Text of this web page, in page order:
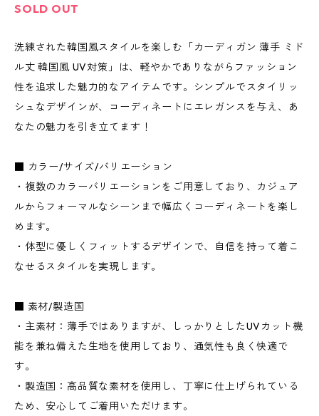
SOLD OUT
洗練された韓国風スタイルを楽しむ「カーディガン 薄手 ミド
ル丈 韓国風 UV対策」は、軽やかでありながらファッション
性を追求した魅力的なアイテムです。シンプルでスタイリッ
シュなデザインが、コーディネートにエレガンスを与え、あ
なたの魅力を引き立てます！
■ カラー/サイズ/バリエーション
・複数のカラーバリエーションをご用意しており、カジュア
ルからフォーマルなシーンまで幅広くコーディネートを楽し
めます。
・体型に優しくフィットするデザインで、自信を持って着こ
なせるスタイルを実現します。
■ 素材/製造国
・主素材：薄手ではありますが、しっかりとしたUVカット機
能を兼ね備えた生地を使用しており、通気性も良く快適で
す。
・製造国：高品質な素材を使用し、丁寧に仕上げられている
ため、安心してご着用いただけます。